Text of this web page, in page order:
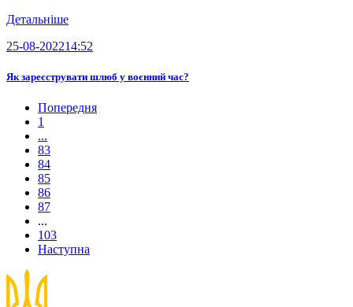
Детальніше
25-08-202214:52
Як зареєструвати шлюб у воєнний час?
Попередня
1
...
83
84
85
86
87
...
103
Наступна